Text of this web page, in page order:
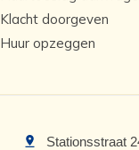
Klacht doorgeven
Huur opzeggen
Stationsstraat